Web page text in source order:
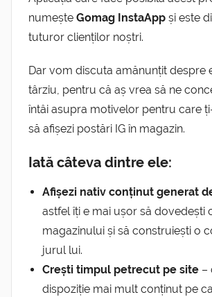
numește Gomag InstaApp și este
tuturor clienților noștri.
Dar vom discuta amănunțit despre
târziu, pentru că aș vrea să ne
întâi asupra motivelor pentru care
să afișezi postări IG în magazin.
Iată câteva dintre ele:
Afișezi nativ conținut generat
astfel îți e mai ușor să dovedești
magazinului și să construiești o
jurul lui.
Crești timpul petrecut pe site –
dispoziție mai mult conținut pe